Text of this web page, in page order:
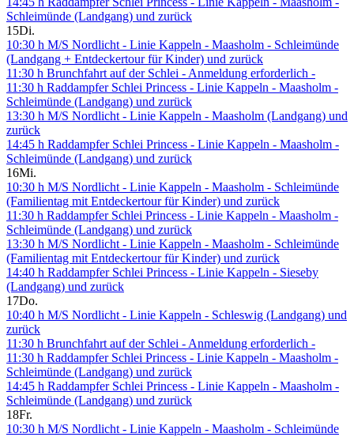
Schleimünde (Landgang) und zurück
15Di.
10:30 h M/S Nordlicht - Linie Kappeln - Maasholm - Schleimünde
(Landgang + Entdeckertour für Kinder) und zurück
11:30 h Brunchfahrt auf der Schlei - Anmeldung erforderlich -
11:30 h Raddampfer Schlei Princess - Linie Kappeln - Maasholm -
Schleimünde (Landgang) und zurück
13:30 h M/S Nordlicht - Linie Kappeln - Maasholm (Landgang) und
zurück
14:45 h Raddampfer Schlei Princess - Linie Kappeln - Maasholm -
Schleimünde (Landgang) und zurück
16Mi.
10:30 h M/S Nordlicht - Linie Kappeln - Maasholm - Schleimünde
(Familientag mit Entdeckertour für Kinder) und zurück
11:30 h Raddampfer Schlei Princess - Linie Kappeln - Maasholm -
Schleimünde (Landgang) und zurück
13:30 h M/S Nordlicht - Linie Kappeln - Maasholm - Schleimünde
(Familientag mit Entdeckertour für Kinder) und zurück
14:40 h Raddampfer Schlei Princess - Linie Kappeln - Sieseby
(Landgang) und zurück
17Do.
10:40 h M/S Nordlicht - Linie Kappeln - Schleswig (Landgang) und
zurück
11:30 h Brunchfahrt auf der Schlei - Anmeldung erforderlich -
11:30 h Raddampfer Schlei Princess - Linie Kappeln - Maasholm -
Schleimünde (Landgang) und zurück
14:45 h Raddampfer Schlei Princess - Linie Kappeln - Maasholm -
Schleimünde (Landgang) und zurück
18Fr.
10:30 h M/S Nordlicht - Linie Kappeln - Maasholm - Schleimünde